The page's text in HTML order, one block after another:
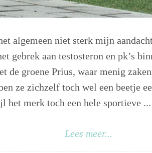
algemeen niet sterk mijn
gebrek aan testosteron en pk’s
de groene Prius, waar menig
ze zichzelf toch wel een beetje
het merk toch een hele sportieve ...
Lees meer...